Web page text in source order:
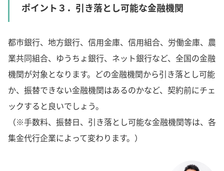
ポイント３．引き落とし可能な金融機関
都市銀行、地方銀行、信用金庫、信用組合、労働金庫、農
業共同組合、ゆうちょ銀行、ネット銀行など、全国の金融
機関が対象となります。どの金融機関から引き落とし可能
か、振替できない金融機関はあるのかなど、契約前にチェ
ックすると良いでしょう。
（※手数料、振替日、引き落とし可能な金融機関等は、各
集金代行企業によって変わります。）